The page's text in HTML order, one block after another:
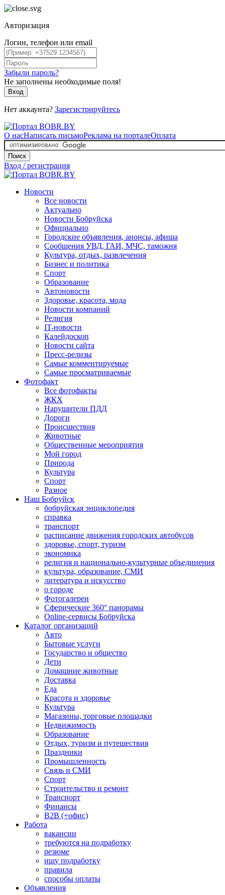
Авторизация
Логин, телефон или email
Забыли пароль?
Не заполнены необходимые поля!
Вход
Нет аккаунта? Зарегистрируйтесь
О насНаписать письмоРеклама на порталеОплата
Поиск
Вход / регистрация
Новости
Все новости
Актуально
Новости Бобруйска
Официально
Городские объявления, анонсы, афиша
Сообщения УВД, ГАИ, МЧС, таможня
Культура, отдых, развлечения
Бизнес и политика
Спорт
Образование
Автоновости
Здоровье, красота, мода
Новости компаний
Религия
IT-новости
Калейдоскоп
Новости сайта
Пресс-релизы
Самые комментируемые
Самые просматриваемые
Фотофакт
Все фотофакты
ЖКХ
Нарушители ПДД
Дороги
Происшествия
Животные
Общественные мероприятия
Мой город
Природа
Культура
Спорт
Разное
Наш Бобруйск
бобруйская энциклопедия
справка
транспорт
расписание движения городских автобусов
здоровье, спорт, туризм
экономика
религия и национально-культурные объединения
культура, образование, СМИ
литература и искусство
о городе
Фотогалереи
Сферические 360° панорамы
Online-сервисы Бобруйска
Каталог организаций
Авто
Бытовые услуги
Государство и общество
Дети
Домашние животные
Доставка
Еда
Красота и здоровье
Культура
Магазины, торговые площадки
Недвижимость
Образование
Отдых, туризм и путешествия
Праздники
Промышленность
Связь и СМИ
Спорт
Строительство и ремонт
Транспорт
Финансы
B2B (+офис)
Работа
вакансии
требуются на подработку
резюме
ищу подработку
правила
способы оплаты
Объявления